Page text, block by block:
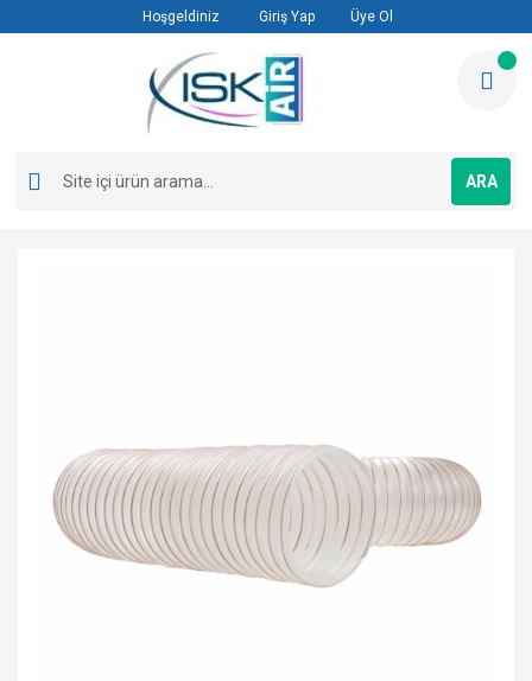
Hoşgeldiniz Giriş Yap Üye Ol
ARA